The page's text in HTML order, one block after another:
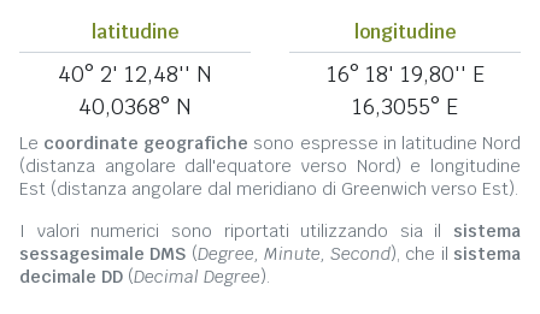
latitudine
40° 2' 12,48'' N
40,0368° N
longitudine
16° 18' 19,80'' E
16,3055° E
Le coordinate geografiche sono espresse in latitudine Nord
(distanza angolare dall'equatore verso Nord) e longitudine
Est (distanza angolare dal meridiano di Greenwich verso Est).
I valori numerici sono riportati utilizzando sia il sistema
sessagesimale DMS (Degree, Minute, Second), che il sistema
decimale DD (Decimal Degree).